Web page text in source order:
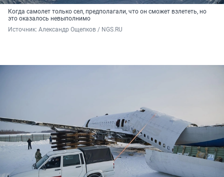
Когда самолет только сел, предполагали, что он сможет взлететь, но
это оказалось невыполнимо
Источник: Александр Ощепков / NGS.RU